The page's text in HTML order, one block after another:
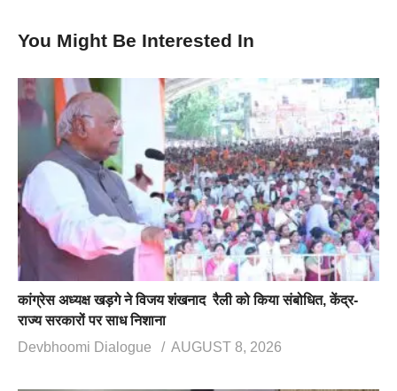
You Might Be Interested In
कांग्रेस अध्यक्ष खड़गे ने विजय शंखनाद रैली को किया संबोधित, केंद्र-
राज्य सरकारों पर साध निशाना
Devbhoomi Dialogue
AUGUST 8, 2026